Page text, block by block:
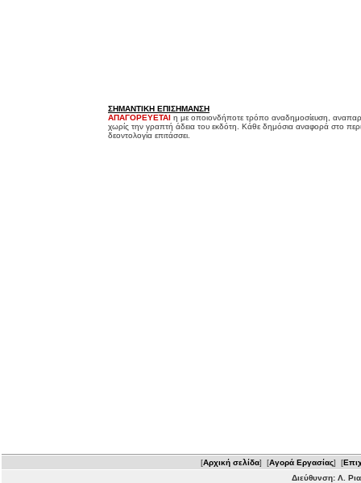
ΣΗΜΑΝΤΙΚΗ ΕΠΙΣΗΜΑΝΣΗ
ΑΠΑΓΟΡΕΥΕΤΑΙ η με οποιονδήποτε τρόπο αναδημοσίευση,
χωρίς την γραπτή άδεια του εκδότη. Κάθε δημόσια αναφορά στο
δεοντολογία επιτάσσει.
[Αρχική σελίδα] [Αγορά Εργασίας] [
Διεύθυνση: Λ.